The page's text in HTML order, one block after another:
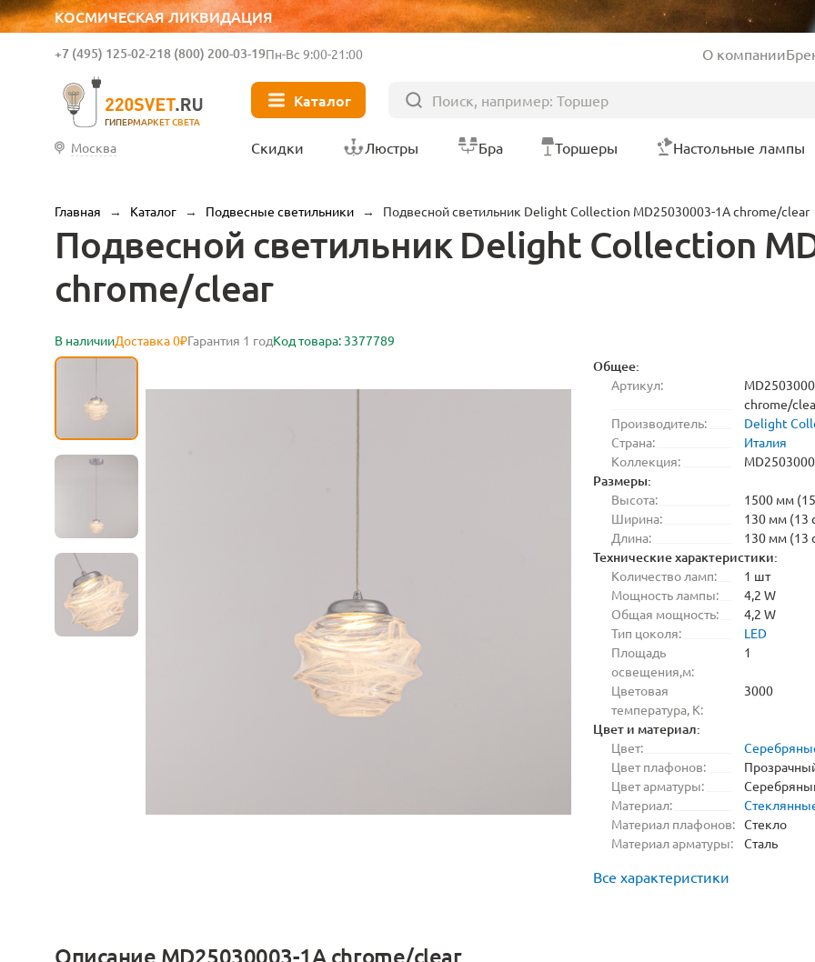
КОСМИЧЕСКАЯ ЛИКВИДАЦИЯ
ГИПЕРМАРКЕТ СВЕТА
+7 (495) 125-02-218 (800) 200-03-19Пн-Вс 9:00-21:00 О компании
Каталог
Москва Скидки Люстры Бра Торшеры Настольные лампы
Главная → Каталог → Подвесные светильники → Подвесной светильник Delight Collection MD25030003-1A chrome/clear
Подвесной светильник Delight Collection
chrome/clear
В наличииДоставка 0₽Гарантия 1 годКод товара: 3377789
Общее:
Артикул:
chrome/
Производитель:
Delight
Страна:
Италия
Коллекция:
Размеры:
Высота:
1500 мм
Ширина:
130 мм (13
Длина:
130 мм (13
Технические характеристики:
Количество ламп:
1 шт
Мощность лампы:
4,2 W
Общая мощность:
4,2 W
Тип цоколя:
LED
Площадь
освещения,м:
1
Цветовая
температура, K:
3000
Цвет и материал:
Цвет:
Цвет плафонов:
Цвет арматуры:
Материал:
Материал плафонов: Стекло
Материал арматуры:
Сталь
Все характеристики
Описание MD25030003-1A chrome/clear